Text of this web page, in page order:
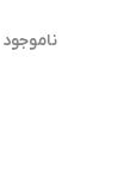
ناموجود